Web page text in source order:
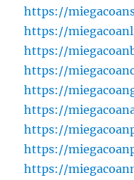
https://
https://
https://
https://
https://
https://
https://
https://
https://